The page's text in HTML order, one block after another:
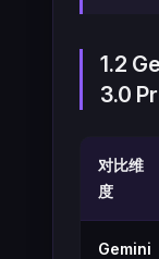
1.2
3.0
对比维
度
Gemini